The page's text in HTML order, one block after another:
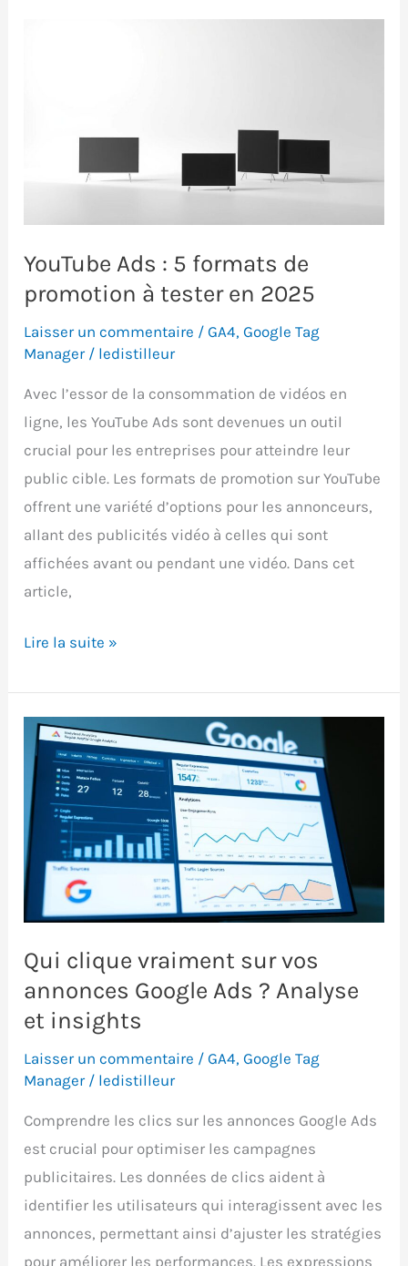
optimisation
YouTube Ads : 5 formats de
promotion à tester en 2025
Laisser un commentaire /GA4,Google Tag
Manager/ ledistilleur
Avec l’essor de la consommation de vidéos en
ligne, les YouTube Ads sont devenues un outil
crucial pour les entreprises pour atteindre leur
public cible. Les formats de promotion sur YouTube
offrent une variété d’options pour les annonceurs,
allant des publicités vidéo à celles qui sont
affichées avant ou pendant une vidéo. Dans cet
article,
YouTube
:
formats
de
promotion
à
tester
en
2025
Lire la suite »
Qui clique vraiment sur vos
annonces Google Ads ? Analyse
et insights
Laisser un commentaire /GA4,Google Tag
Manager/ ledistilleur
Comprendre les clics sur les annonces Google Ads
est crucial pour optimiser les campagnes
publicitaires. Les données de clics aident à
identifier les utilisateurs qui interagissent avec les
annonces, permettant ainsi d’ajuster les stratégies
pour améliorer les performances. Les expressions